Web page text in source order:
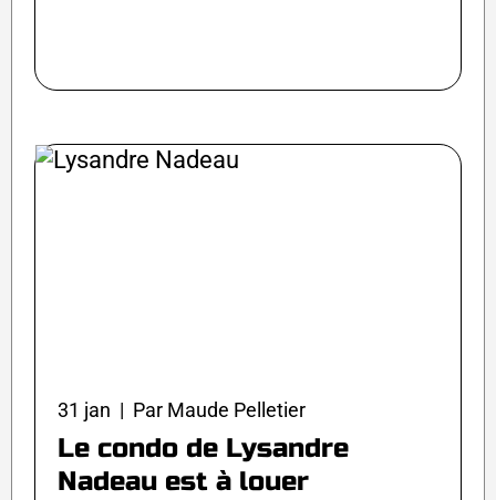
31 jan | Par Maude Pelletier
Le condo de Lysandre
Nadeau est à louer